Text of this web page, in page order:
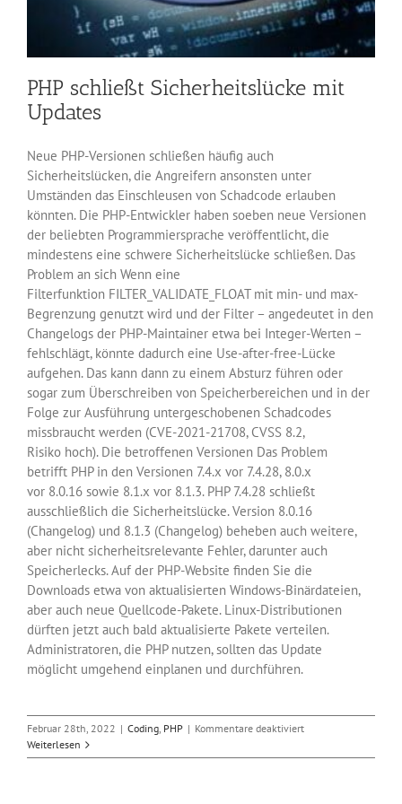
PHP schließt Sicherheitslücke mit
Updates
Neue PHP-Versionen schließen häufig auch
Sicherheitslücken, die Angreifern ansonsten unter
Umständen das Einschleusen von Schadcode erlauben
könnten. Die PHP-Entwickler haben soeben neue Versionen
der beliebten Programmiersprache veröffentlicht, die
mindestens eine schwere Sicherheitslücke schließen. Das
Problem an sich Wenn eine
Filterfunktion FILTER_VALIDATE_FLOAT mit min- und max-
Begrenzung genutzt wird und der Filter – angedeutet in den
Changelogs der PHP-Maintainer etwa bei Integer-Werten –
fehlschlägt, könnte dadurch eine Use-after-free-Lücke
aufgehen. Das kann dann zu einem Absturz führen oder
sogar zum Überschreiben von Speicherbereichen und in der
Folge zur Ausführung untergeschobenen Schadcodes
missbraucht werden (CVE-2021-21708, CVSS 8.2,
Risiko hoch). Die betroffenen Versionen Das Problem
betrifft PHP in den Versionen 7.4.x vor 7.4.28, 8.0.x
vor 8.0.16 sowie 8.1.x vor 8.1.3. PHP 7.4.28 schließt
ausschließlich die Sicherheitslücke. Version 8.0.16
(Changelog) und 8.1.3 (Changelog) beheben auch weitere,
aber nicht sicherheitsrelevante Fehler, darunter auch
Speicherlecks. Auf der PHP-Website finden Sie die
Downloads etwa von aktualisierten Windows-Binärdateien,
aber auch neue Quellcode-Pakete. Linux-Distributionen
dürften jetzt auch bald aktualisierte Pakete verteilen.
Administratoren, die PHP nutzen, sollten das Update
möglicht umgehend einplanen und durchführen.
Februar 28th, 2022 | Coding, PHP | Kommentare deaktiviertfür
schließt
Weiterlesen